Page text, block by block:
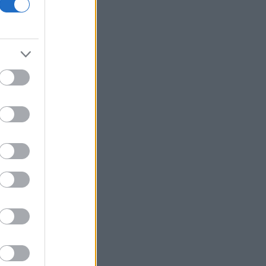
Στην Τήνο, ένα Σχολείο Δεύτερης
συνελήφθησαν για βία σε διαδήλωση
κατά των μεταναστών
έχασαν τη ζωή τους στη μαζική εισροή
μεταναστών στη Θέουτα
Πορτογαλία: 10 μαγευτικά μέρη πέρα
από τη Λισαβόνα
Απορρίφθηκε η ανάσυρση της
δικογραφίας των τηλεφωνικών
Τι προβλέπει η κοινή αμυντική
συμφωνία που υπογράφουν Τουρκία,
Trade Estates: Απόκτηση του 50% στο